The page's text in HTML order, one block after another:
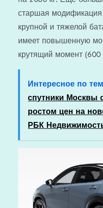
старшая
крупной и тяжелой
имеет повышенную
крутящий момент
Интересное по
спутники Москвы
ростом цен на
РБК